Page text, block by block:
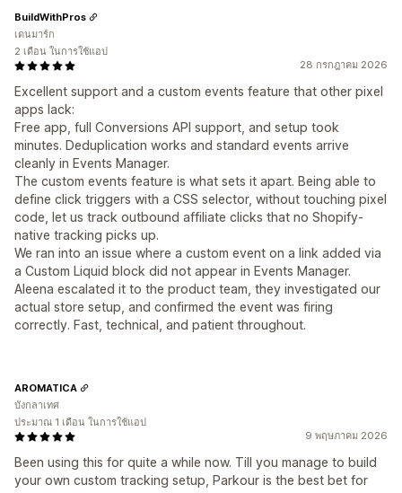
28 กรกฎาคม 2026
Excellent support and a custom events feature that other pixel
apps lack:
Free app, full Conversions API support, and setup took
minutes. Deduplication works and standard events arrive
cleanly in Events Manager.
The custom events feature is what sets it apart. Being able to
define click triggers with a CSS selector, without touching pixel
code, let us track outbound affiliate clicks that no Shopify-
native tracking picks up.
We ran into an issue where a custom event on a link added via
a Custom Liquid block did not appear in Events Manager.
Aleena escalated it to the product team, they investigated our
actual store setup, and confirmed the event was firing
correctly. Fast, technical, and patient throughout.
BuildWithPros
เดนมาร์ก
2 เดือน ในการใช้แอป
9 พฤษภาคม 2026
Been using this for quite a while now. Till you manage to build
your own custom tracking setup, Parkour is the best bet for
AROMATICA
บังกลาเทศ
ประมาณ 1 เดือน ในการใช้แอป